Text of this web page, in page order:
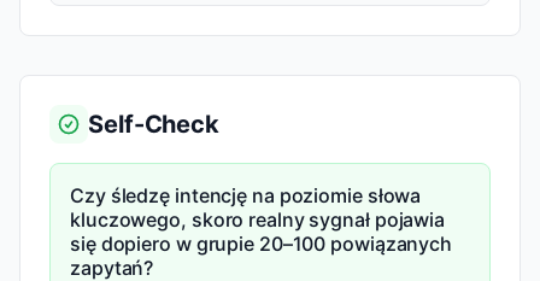
Self-Check
Czy śledzę intencję na poziomie słowa
kluczowego, skoro realny sygnał pojawia
się dopiero w grupie 20–100 powiązanych
zapytań?